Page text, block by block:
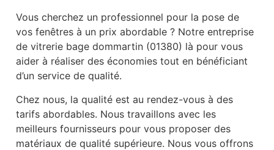
Vous cherchez un professionnel pour la pose de
vos fenêtres à un prix abordable ? Notre entreprise
de vitrerie bage dommartin (01380) là pour vous
aider à réaliser des économies tout en bénéficiant
d’un service de qualité.
Chez nous, la qualité est au rendez-vous à des
tarifs abordables. Nous travaillons avec les
meilleurs fournisseurs pour vous proposer des
matériaux de qualité supérieure. Nous vous offrons